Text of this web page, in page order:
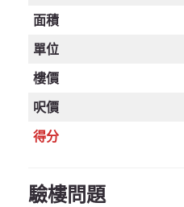
面積
單位
樓價
呎價
得分
驗樓問題